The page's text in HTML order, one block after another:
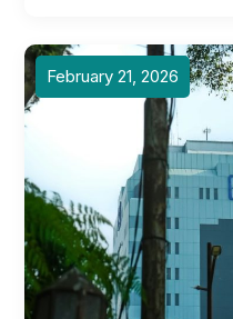
February 21, 2026